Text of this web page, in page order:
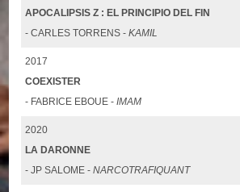
APOCALIPSIS Z : EL PRINCIPIO DEL FIN
- CARLES TORRENS -KAMIL
2017
COEXISTER
- FABRICE EBOUE -IMAM
2020
LA DARONNE
- JP SALOME -NARCOTRAFIQUANT